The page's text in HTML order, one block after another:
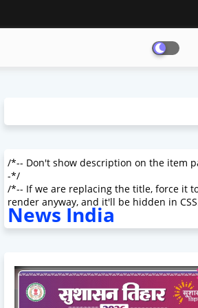
/*-- Don't show description on the item
-*/
/*-- If we are replacing the title, force it
render anyway, and it'll be hidden in
News India